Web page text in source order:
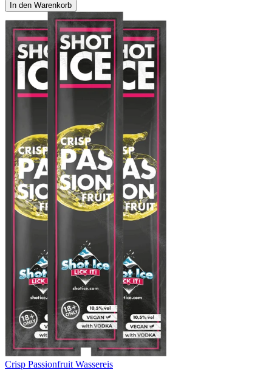
In den Warenkorb
Crisp Passionfruit Wassereis